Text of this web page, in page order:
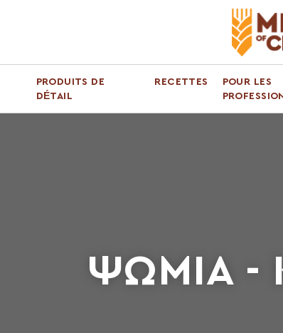
PRODUITS DE
DÉTAIL
RECETTES
POUR LES
ΨΩΜΙΑ -